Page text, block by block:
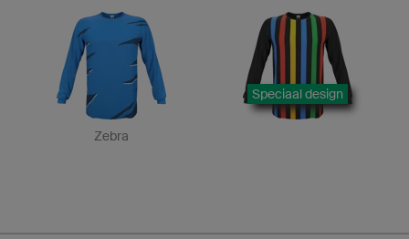
Zebra
Speciaal design